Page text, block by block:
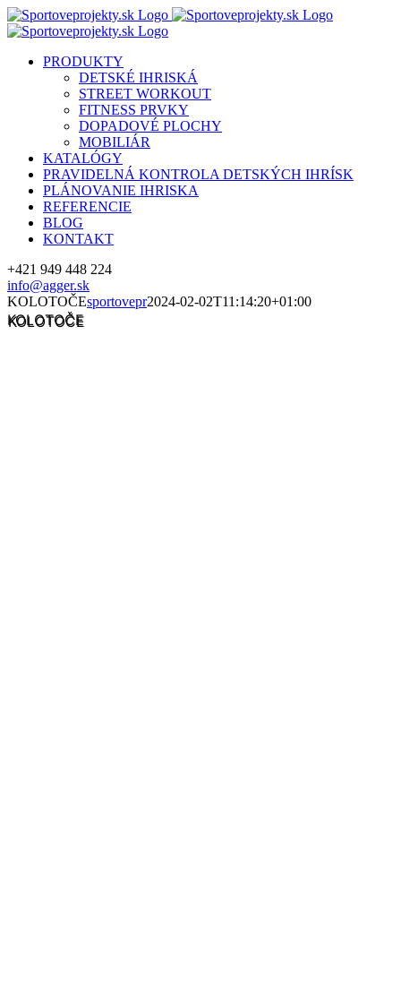
Skip
to
PRODUKTY
DETSKÉ IHRISKÁ
STREET WORKOUT
FITNESS PRVKY
DOPADOVÉ PLOCHY
MOBILIÁR
KATALÓGY
PRAVIDELNÁ KONTROLA DETSKÝCH IHRÍSK
PLÁNOVANIE IHRISKA
REFERENCIE
BLOG
KONTAKT
+421 949 448 224
info@agger.sk
Facebook
Instagram
Email
KOLOTOČEsportovepr2024-02-02T11:14:20+01:00
KOLOTOČE